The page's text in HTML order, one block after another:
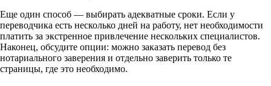
Еще один способ — выбирать адекватные сроки. Если у
переводчика есть несколько дней на работу, нет необходимости
платить за экстренное привлечение нескольких специалистов.
Наконец, обсудите опции: можно заказать перевод без
нотариального заверения и отдельно заверить только те
страницы, где это необходимо.